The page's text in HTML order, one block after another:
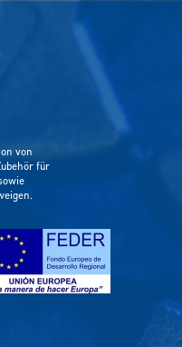
von
für